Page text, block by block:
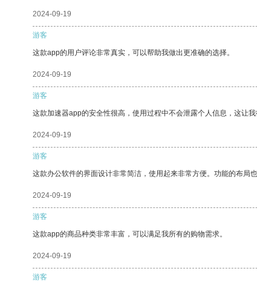
2024-09-19
游客
这款app的用户评论非常真实，可以帮助我做出更准确的选择。
2024-09-19
游客
这款加速器app的安全性很高，使用过程中不会泄露个人信息，这让
2024-09-19
游客
这款办公软件的界面设计非常简洁，使用起来非常方便。功能的布局
2024-09-19
游客
这款app的商品种类非常丰富，可以满足我所有的购物需求。
2024-09-19
游客